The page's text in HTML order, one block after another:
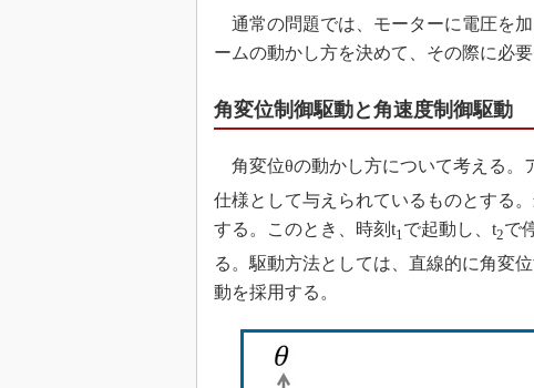
通常の問題では、モーターに電圧を
ームの動かし方を決めて、その際に必
角変位制御駆動と角速度制御駆動
角変位θの動かし方について考える。
仕様として与えられているものとする。
する。このとき、時刻t1 で起動し、t2で
る。駆動方法としては、直線的に角変
動を採用する。